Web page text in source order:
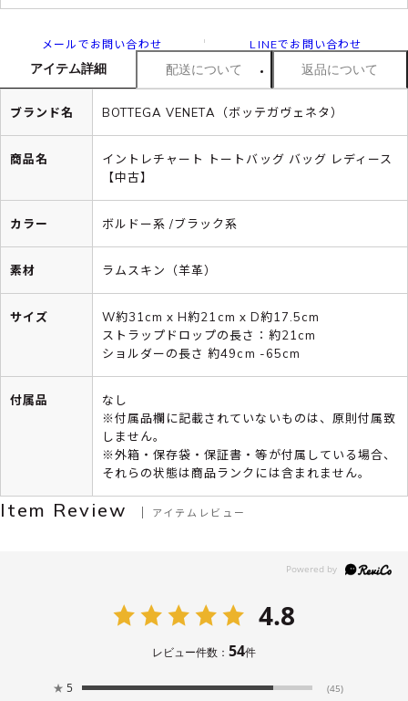
メールでお問い合わせ LINEでお問い合わせ
アイテム詳細 配送について 返品について
ブランド名 BOTTEGA VENETA（ボッテガヴェネタ）
商品名
イントレチャート トートバッグ バッグ レディース
【中古】
カラー ボルドー系 /ブラック系
素材 ラムスキン（羊革）
サイズ
W約31cm x H約21cm x D約17.5cm
ストラップドロップの長さ：約21cm
ショルダーの長さ 約49cm -65cm
付属品
なし
※付属品欄に記載されていないものは、原則付属致
しません。
※外箱・保存袋・保証書・等が付属している場合、
それらの状態は商品ランクには含まれません。
Item Review アイテムレビュー
4.8
レビュー件数： 54件
★ 5 (45)